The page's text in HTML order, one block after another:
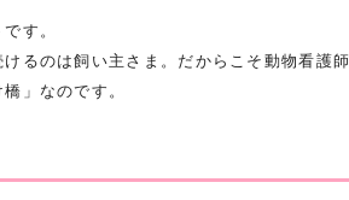
す。
るのは飼い主さま。だからこそ動物看護
」なのです。